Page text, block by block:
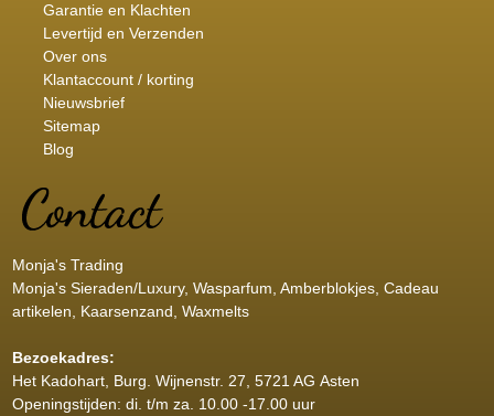
Garantie en Klachten
Levertijd en Verzenden
Over ons
Klantaccount / korting
Nieuwsbrief
Sitemap
Blog
Monja's Trading
Monja's Sieraden/Luxury, Wasparfum, Amberblokjes, Cadeau
artikelen, Kaarsenzand, Waxmelts
Bezoekadres:
Het Kadohart, Burg. Wijnenstr. 27, 5721 AG Asten
Openingstijden: di. t/m za. 10.00 -17.00 uur